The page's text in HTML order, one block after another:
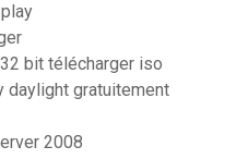
bit télécharger iso
daylight gratuitement
2008